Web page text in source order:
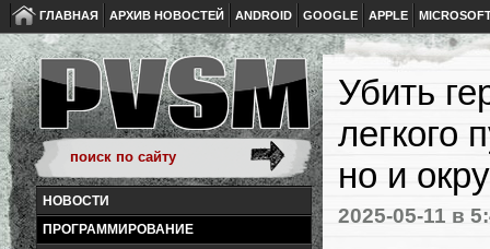
ГЛАВНАЯ АРХИВ НОВОСТЕЙ ANDROID GOOGLE APPLE
НОВОСТИ
ПРОГРАММИРОВАНИЕ
Убить
легкого
но и
2025-05-11 в